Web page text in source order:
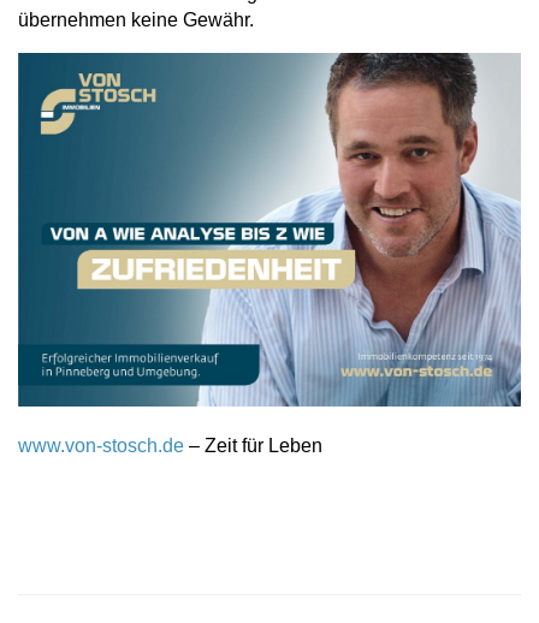
übernehmen keine Gewähr.
www.von-stosch.de – Zeit für Leben